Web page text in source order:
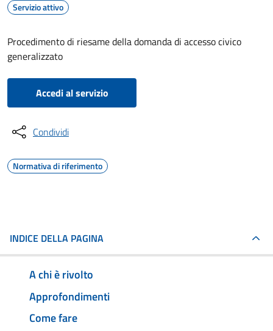
Servizio attivo
Procedimento di riesame della domanda di accesso civico
generalizzato
Accedi al servizio
Condividi
Normativa di riferimento
INDICE DELLA PAGINA
A chi è rivolto
Approfondimenti
Come fare